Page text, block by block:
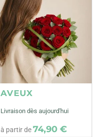
AVEUX
Livraison dès aujourd'hui
à partir de74,90 €